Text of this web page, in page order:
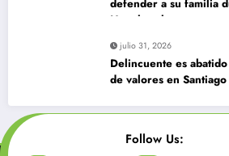
defender a su familia
Huechuraba
julio 31, 2026
Delincuente es
de valores en Santiago
Follow Us: